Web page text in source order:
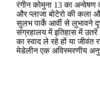
रंगीन कोमुना 13 का
और प्लाजा बोटेरो की कला
सुलभ पार्के आर्वी से लुभावने
संग्रहालय में इतिहास में
का स्वाद ले रहे हों या
मेडेलीन एक अविस्मरणीय